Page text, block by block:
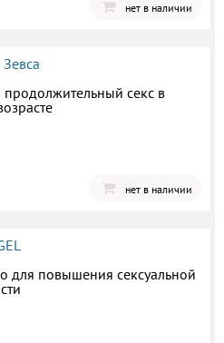
нет в наличии
секс в
нет в наличии
для повышения сексуальной